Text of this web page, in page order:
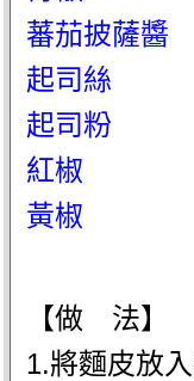
蕃茄披薩醬
起司絲
起司粉
紅椒
黃椒
【做 法】
1.將麵皮放